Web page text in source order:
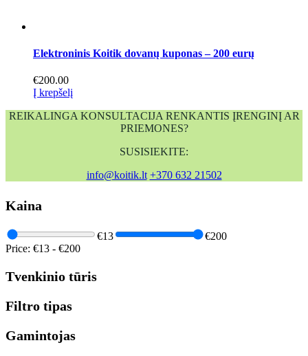
Elektroninis Koitik dovanų kuponas – 200 eurų
€200.00
Į krepšelį
REIKALINGA KONSULTACIJA RENKANTIS ĮRENGINĮ AR
PRIEMONES?
SUSISIEKITE:
info@koitik.lt +370 632 21502
Kaina
€13
€200
Price: €13 - €200
Tvenkinio tūris
Filtro tipas
Gamintojas